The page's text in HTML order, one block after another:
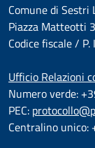
Comune di Sestri
Piazza Matteotti 3
Codice fiscale /
Ufficio Relazioni
Numero verde:
PEC:
Centralino unico: